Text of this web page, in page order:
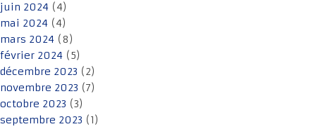
juin 2024 (4)
mai 2024 (4)
mars 2024 (8)
février 2024 (5)
décembre 2023 (2)
novembre 2023 (7)
octobre 2023 (3)
septembre 2023 (1)